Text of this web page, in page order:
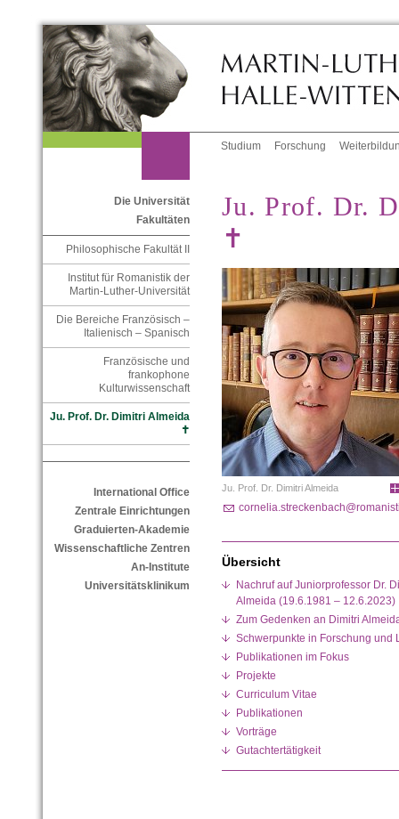
Studium Forschung
Die Universität
Fakultäten
Philosophische Fakultät II
Institut für Romanistik der
Martin-Luther-Universität
Die Bereiche Französisch –
Italienisch – Spanisch
Französische und
frankophone
Kulturwissenschaft
Ju. Prof. Dr. Dimitri Almeida
✝
International Office
Zentrale Einrichtungen
Graduierten-Akademie
Wissenschaftliche Zentren
An-Institute
Universitätsklinikum
Ju. Prof. Dr.
✝
Ju. Prof. Dr. Dimitri Almeida
Übersicht
Nachruf auf Juniorprofessor Dr.
Almeida (19.6.1981 – 12.6.2023)
Zum Gedenken an Dimitri
Schwerpunkte in Forschung und
Publikationen im Fokus
Projekte
Curriculum Vitae
Publikationen
Vorträge
Gutachtertätigkeit